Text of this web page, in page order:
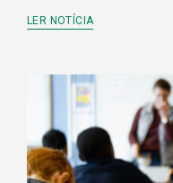
LER NOTÍCIA